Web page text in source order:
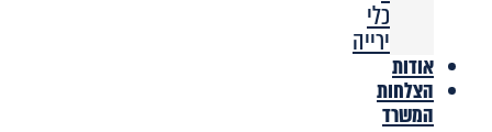
כלי
ירייה
אודות
הצלחות
המשרד